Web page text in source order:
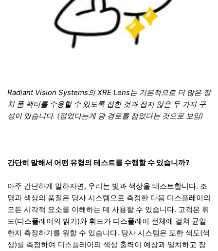
Radiant Vision Systems의 XRE Lens는 기본적으로 더 많은 장
치 폼 팩터를 수용할 수 있도록 접힌 것과 접지 않은 두 가지 구
성이 있습니다. (접었다는게 광 경로를 접었다는 것으로 보임)
간단히 말해서 어떤 유형의 테스트를 수행할 수 있습니까?
아주 간단하게 말하자면, 우리는 빛과 색상을 테스트합니다. 조
명과 색상의 품질은 당사 시스템으로 측정한 다음 디스플레이의
모든 시각적 요소를 이해하는 데 사용할 수 있습니다. 고객은 휘
도(디스플레이의 밝기)와 휘도가 디스플레이 전체에 걸쳐 균일
한지 측정하기를 원할 수 있습니다. 당사 시스템은 또한 색도(색
상)를 측정하여 디스플레이의 색상 출력이 예상과 일치하고 장